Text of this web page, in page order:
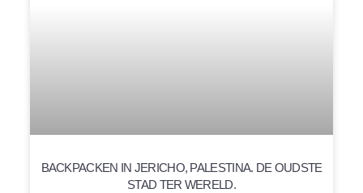
BACKPACKEN IN JERICHO, PALESTINA. DE OUDSTE
STAD TER WERELD.